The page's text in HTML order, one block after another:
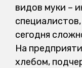
видов муки –
сегодня
На
хлебом,